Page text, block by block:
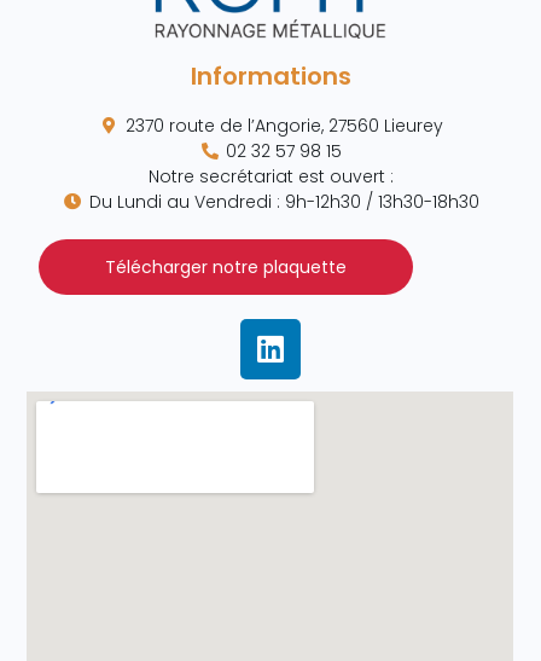
Informations
2370 route de l’Angorie, 27560 Lieurey
02 32 57 98 15
Notre secrétariat est ouvert :
Du Lundi au Vendredi : 9h-12h30 / 13h30-18h30
Télécharger notre plaquette